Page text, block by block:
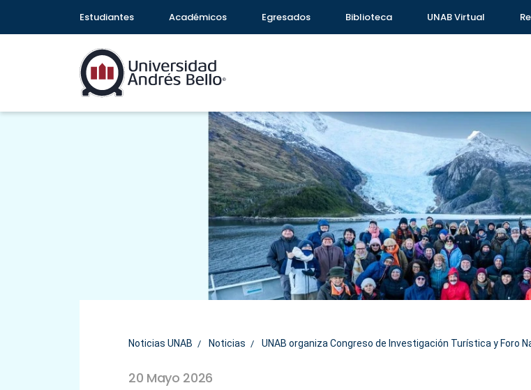
Estudiantes Académicos Egresados Biblioteca UNAB Virtual
Noticias UNAB Noticias UNAB organiza Congreso de Investigación Turística y Foro
20 Mayo 2026